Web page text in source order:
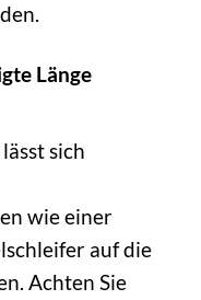
Länge
sich
wie einer
auf die
Achten Sie